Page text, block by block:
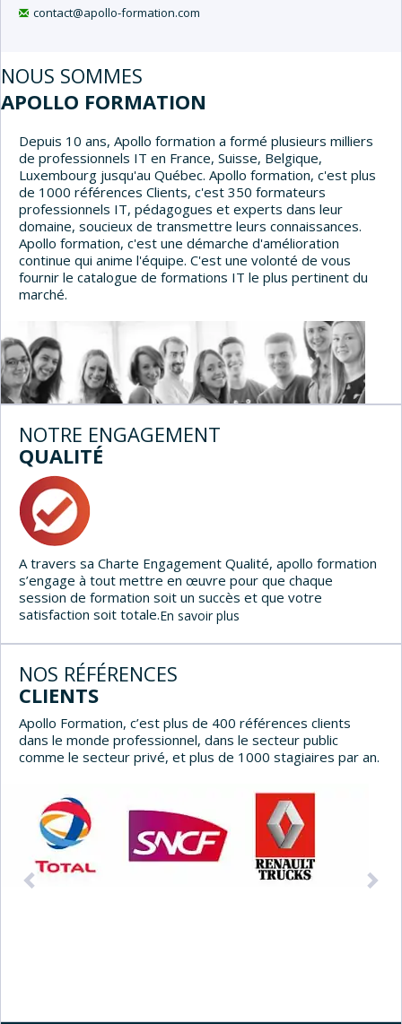
N
R
P
R
S
E
contact@apollo-formation.com
NOUS SOMMES
APOLLO FORMATION
Depuis 10 ans, Apollo formation a formé plusieurs milliers
de professionnels IT en France, Suisse, Belgique,
Luxembourg jusqu'au Québec. Apollo formation, c'est plus
de 1000 références Clients, c'est 350 formateurs
professionnels IT, pédagogues et experts dans leur
domaine, soucieux de transmettre leurs connaissances.
Apollo formation, c'est une démarche d'amélioration
continue qui anime l'équipe. C'est une volonté de vous
fournir le catalogue de formations IT le plus pertinent du
marché.
NOTRE ENGAGEMENT
QUALITÉ
A travers sa Charte Engagement Qualité, apollo formation
s’engage à tout mettre en œuvre pour que chaque
session de formation soit un succès et que votre
satisfaction soit totale.En savoir plus
NOS RÉFÉRENCES
CLIENTS
Apollo Formation, c’est plus de 400 références clients
dans le monde professionnel, dans le secteur public
comme le secteur privé, et plus de 1000 stagiaires par an.
Précédent